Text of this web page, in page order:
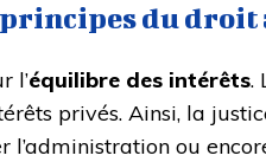
principes du
l’équilibre des intérêts.
privés. Ainsi, la
l’administration ou